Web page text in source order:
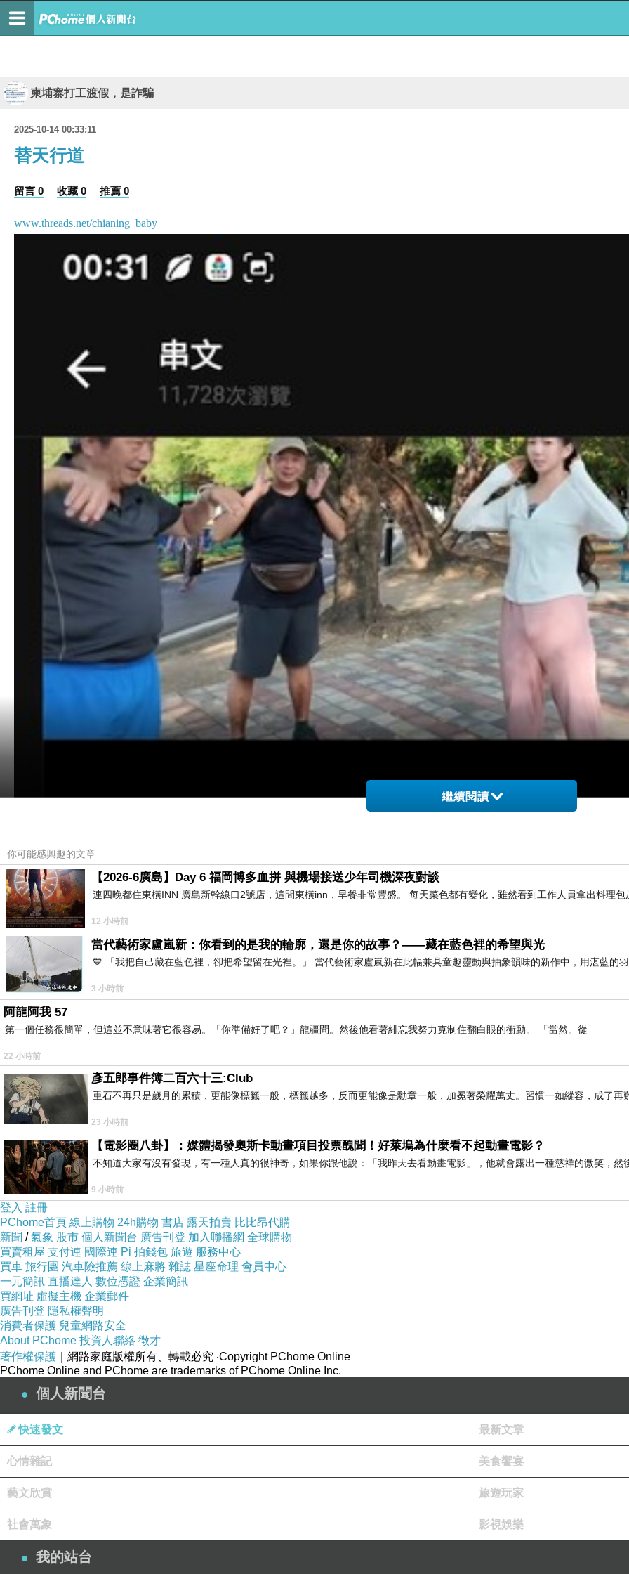
柬埔寨打工渡假，是詐騙
2025-10-14 00:33:11
替天行道
留言 0 收藏 0 推薦 0
www.threads.net/chianing_baby
繼續閱讀
你可能感興趣的文章
【2026-6廣島】Day 6 福岡博多血拼 與機場接送少年司機深夜對談
連四晚都住東橫INN 廣島新幹線口2號店，這間東橫inn，早餐非常豐盛。 每天菜色都有變化，雖然看到工作人員拿出料理包
12 小時前
當代藝術家盧嵐新：你看到的是我的輪廓，還是你的故事？——藏在藍色裡的希望與光
💙 「我把自己藏在藍色裡，卻把希望留在光裡。」 當代藝術家盧嵐新在此幅兼具童趣靈動與抽象韻味的新作中，用湛藍的
3 小時前
阿龍阿我 57
第一個任務很簡單，但這並不意味著它很容易。「你準備好了吧？」龍疆問。然後他看著緋忘我努力克制住翻白眼的衝動。 「當然。從
22 小時前
彥五郎事件簿二百六十三:Club
重石不再只是歲月的累積，更能像標籤一般，標籤越多，反而更能像是勳章一般，加冕著榮耀萬丈。習慣一如縱容，成了再
23 小時前
【電影圈八卦】：媒體揭發奧斯卡動畫項目投票醜聞！好萊塢為什麼看不起動畫電影？
不知道大家有沒有發現，有一種人真的很神奇，如果你跟他說：「我昨天去看動畫電影」，他就會露出一種慈祥的微笑，然
9 小時前
登入 註冊
PChome首頁 線上購物 24h購物 書店 露天拍賣 比比昂代購
新聞 /氣象 股市 個人新聞台 廣告刊登 加入聯播網 全球購物
買賣租屋 支付連 國際連 Pi 拍錢包 旅遊 服務中心
買車 旅行團 汽車險推薦 線上麻將 雜誌 星座命理 會員中心
一元簡訊 直播達人 數位憑證 企業簡訊
買網址 虛擬主機 企業郵件
廣告刊登 隱私權聲明
消費者保護 兒童網路安全
About PChome 投資人聯絡 徵才
著作權保護 ｜網路家庭版權所有、轉載必究 ‧Copyright PChome Online
PChome Online and PChome are trademarks of PChome Online Inc.
個人新聞台
快速發文 最新文章
心情雜記 美食饗宴
藝文欣賞 旅遊玩家
社會萬象 影視娛樂
我的站台